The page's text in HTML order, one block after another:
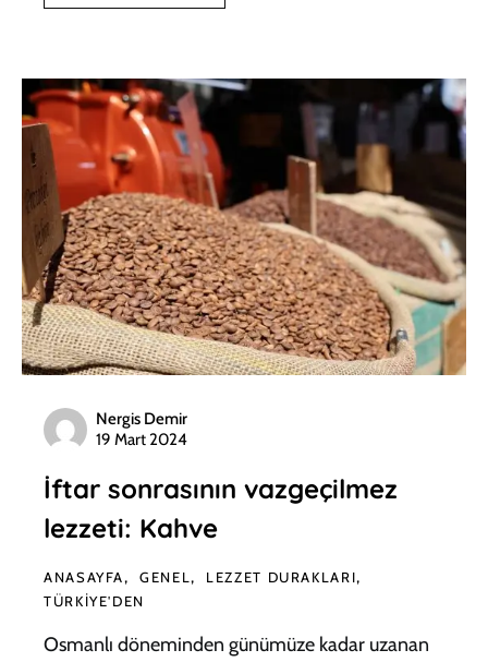
Nergis Demir
19 Mart 2024
İftar sonrasının vazgeçilmez
lezzeti: Kahve
ANASAYFA GENEL
LEZZET DURAKLARI
TÜRKIYE'DEN
Osmanlı döneminden günümüze kadar uzanan